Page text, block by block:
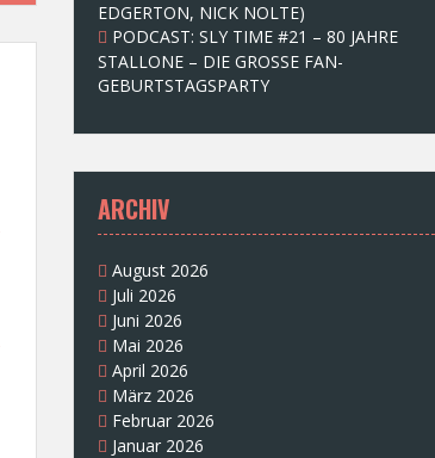
EDGERTON, NICK NOLTE)
PODCAST: SLY TIME #21 – 80 JAHRE
STALLONE – DIE GROSSE FAN-
GEBURTSTAGSPARTY
ARCHIV
August 2026
Juli 2026
Juni 2026
Mai 2026
April 2026
März 2026
Februar 2026
Januar 2026